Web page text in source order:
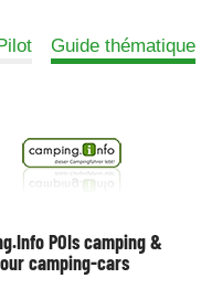
Guide thématique
POIs camping &
camping-cars